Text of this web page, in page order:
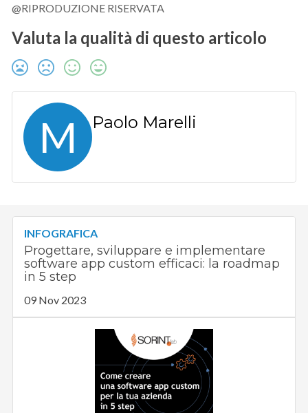
@RIPRODUZIONE RISERVATA
Valuta la qualità di questo articolo
M Paolo Marelli
INFOGRAFICA
Progettare, sviluppare e implementare
software app custom efficaci: la roadmap
in 5 step
09 Nov 2023